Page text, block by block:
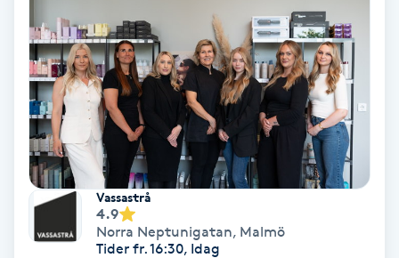
Naprapati
Navelpiercing
NBE-massage
Ny frisyr
Vassastrå
4.9
Norra Neptunigatan, Malmö
Tider fr. 16:30, Idag